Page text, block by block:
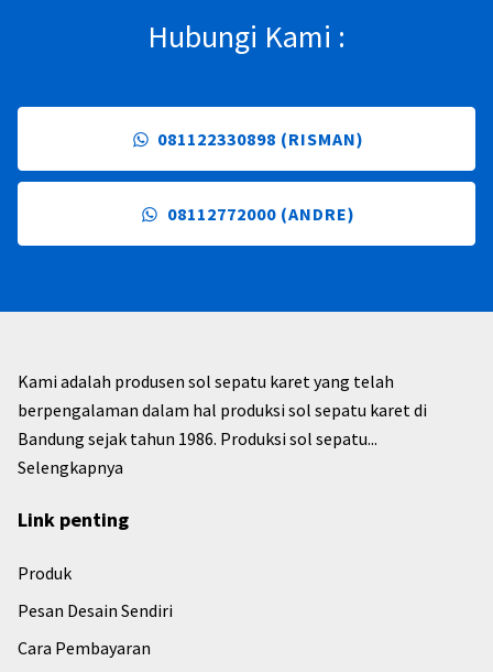
Hubungi Kami :
081122330898 (RISMAN)
08112772000 (ANDRE)
Kami adalah produsen sol sepatu karet yang telah
berpengalaman dalam hal produksi sol sepatu karet di
Bandung sejak tahun 1986. Produksi sol sepatu...
Selengkapnya
Link penting
Produk
Pesan Desain Sendiri
Cara Pembayaran